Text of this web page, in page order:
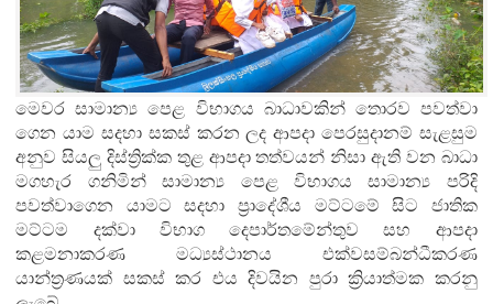
මෙවර සාමාන්‍ය පෙළ විභාගය බාධාවකින් තොරව පවත්වා
ගෙන යාම සදහා සකස් කරන ලද ආපදා පෙරසුදානම් සැළසුම
අනුව සියලු දිස්ත්‍රික්ක තුළ ආපදා තත්වයන් නිසා ඇති වන බාධා
මගහැර ගනිමින් සාමාන්‍ය පෙළ විභාගය සාමාන්‍ය පරිදි
පවත්වාගෙන යාමට සදහා ප්‍රාදේශීය මට්ටමේ සිට ජාතික
මට්ටම දක්වා විභාග දෙපාර්තමේන්තුවසහ ආපදා
කළමනාකරණ මධ්‍යස්ථානය එක්වසම්බන්ධීකරණ
යාන්ත්‍රණයක් සකස් කර එයදිවයින පුරා ක්‍රියාත්මක කරනු